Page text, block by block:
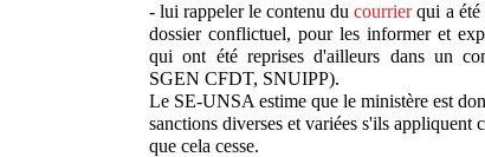
- lui rappeler le contenu ducourrierqui a été
dossier conflictuel, pour les informer et
qui ont été reprises d'ailleurs dans un
SGEN CFDT, SNUIPP).
Le SE-UNSA estime que le ministère est
sanctions diverses et variées s'ils appliquent
que cela cesse.